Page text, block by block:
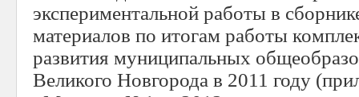
экспериментальной работы в
материалов по итогам работы
развития муниципальных
Великого Новгорода в 2011 году